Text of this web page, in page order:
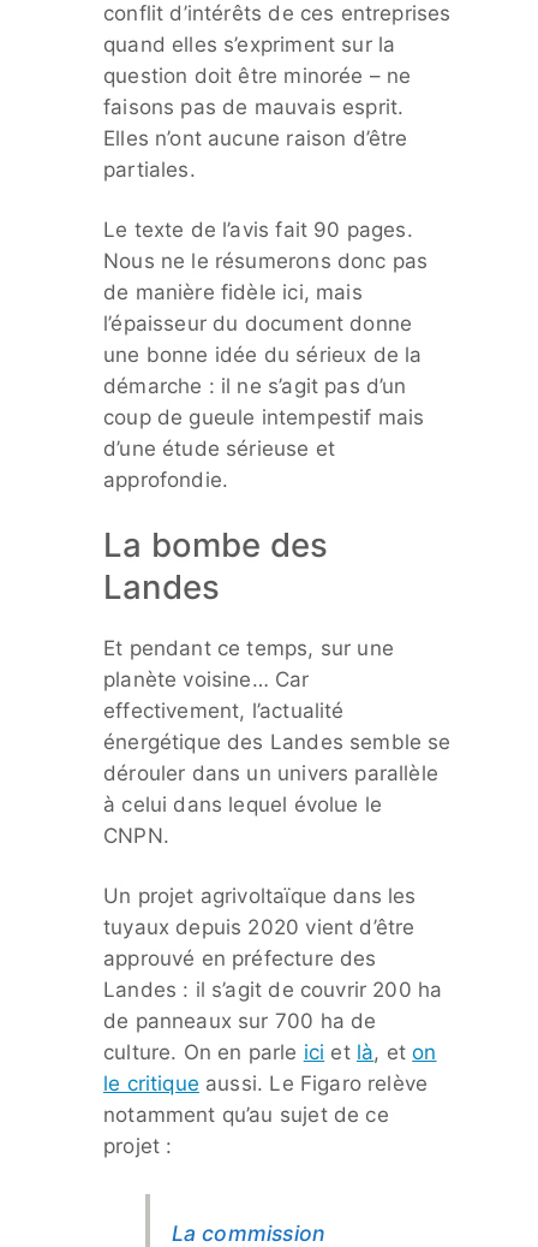
conflit d’intérêts de ces entreprises
quand elles s’expriment sur la
question doit être minorée – ne
faisons pas de mauvais esprit.
Elles n’ont aucune raison d’être
partiales.
Le texte de l’avis fait 90 pages.
Nous ne le résumerons donc pas
de manière fidèle ici, mais
l’épaisseur du document donne
une bonne idée du sérieux de la
démarche : il ne s’agit pas d’un
coup de gueule intempestif mais
d’une étude sérieuse et
approfondie.
La bombe des
Landes
Et pendant ce temps, sur une
planète voisine… Car
effectivement, l’actualité
énergétique des Landes semble se
dérouler dans un univers parallèle
à celui dans lequel évolue le
CNPN.
Un projet agrivoltaïque dans les
tuyaux depuis 2020 vient d’être
approuvé en préfecture des
Landes : il s’agit de couvrir 200 ha
de panneaux sur 700 ha de
culture. On en parle ici et là, eton
le critique aussi. Le Figaro relève
notamment qu’au sujet de ce
projet :
La commission